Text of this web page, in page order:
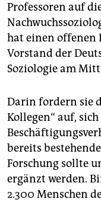
Professoren auf
hat einen offenen
Vorstand der
Soziologie am
Darin fordern sie
Kollegen“ auf,
bereits
Forschung sollte
ergänzt werden.
2.300 Menschen